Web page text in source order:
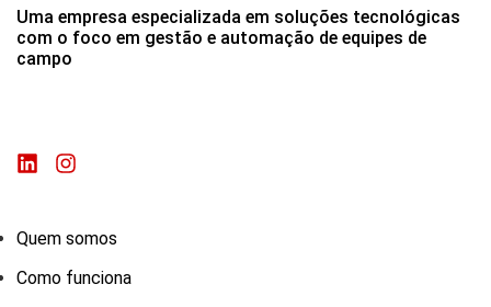
Uma empresa especializada em soluções tecnológicas
com o foco em gestão e automação de equipes de
campo
Quem somos
Como funciona